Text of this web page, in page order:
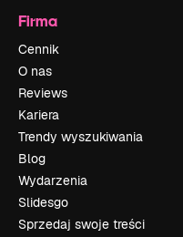
Firma
Cennik
O nas
Reviews
Kariera
Trendy wyszukiwania
Blog
Wydarzenia
Slidesgo
Sprzedaj swoje treści